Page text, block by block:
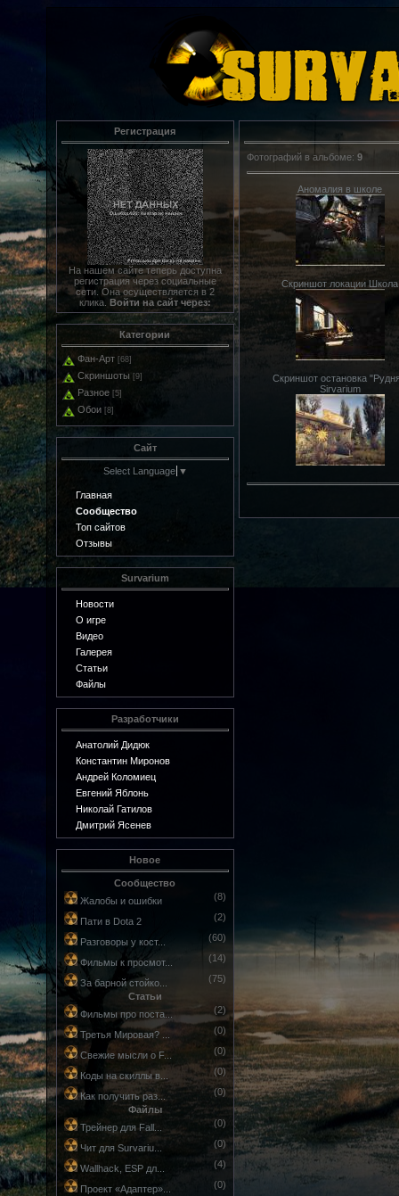
Регистрация
На нашем сайте теперь доступна
регистрация через социальные
сети. Она осуществляется в 2
клика. Войти на сайт через:
Категории
Фан-Арт [68]
Скриншоты [9]
Разное [5]
Обои [8]
Сайт
Select Language ▼
Главная
Сообщество
Топ сайтов
Отзывы
Survarium
Новости
О игре
Видео
Галерея
Статьи
Файлы
Разработчики
Анатолий Дидюк
Константин Миронов
Андрей Коломиец
Евгений Яблонь
Николай Гатилов
Дмитрий Ясенев
Новое
Сообщество
Жалобы и ошибки
(8)
Пати в Dota 2 (2)
Разговоры у кост... (60)
Фильмы к просмот... (14)
За барной стойко...
(75)
Статьи
Фильмы про поста...
(2)
Третья Мировая? ... (0)
Свежие мысли о F... (0)
Коды на скиллы в... (0)
Как получить раз...
(0)
Файлы
Трейнер для Fall...
(0)
Чит для Survariu... (0)
Wallhack, ESP дл... (4)
Проект «Адаптер»... (0)
Фотографий в альбоме: 9
Аномалия в школе
Скриншот локации Школа
Скриншот остановка
Sirvarium